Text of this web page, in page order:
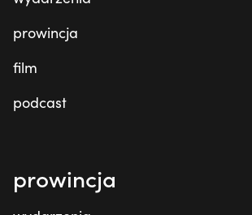
prowincja
film
podcast
prowincja